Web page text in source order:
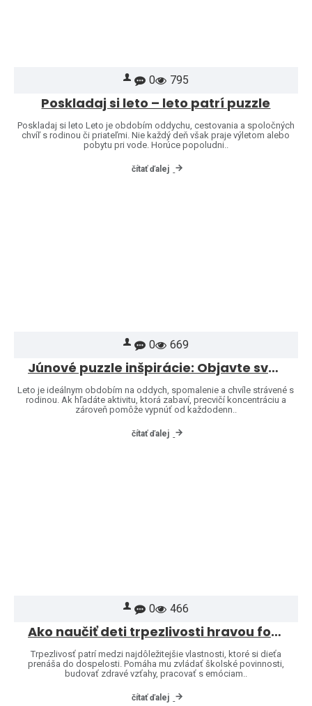
0 795
Poskladaj si leto – leto patrí puzzle
Poskladaj si leto Leto je obdobím oddychu, cestovania a spoločných
chvíľ s rodinou či priateľmi. Nie každý deň však praje výletom alebo
pobytu pri vode. Horúce popoludni..
čítať ďalej
0 669
Júnové puzzle inšpirácie: Objavte svet značiek Heye a Jumbo
Leto je ideálnym obdobím na oddych, spomalenie a chvíle strávené s
rodinou. Ak hľadáte aktivitu, ktorá zabaví, precvičí koncentráciu a
zároveň pomôže vypnúť od každodenn..
čítať ďalej
0 466
Ako naučiť deti trpezlivosti hravou formou
Trpezlivosť patrí medzi najdôležitejšie vlastnosti, ktoré si dieťa
prenáša do dospelosti. Pomáha mu zvládať školské povinnosti,
budovať zdravé vzťahy, pracovať s emóciam..
čítať ďalej